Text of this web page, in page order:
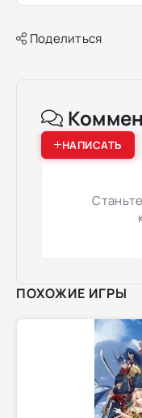
Поделиться
НАПИСАТЬ
ПОХОЖИЕ ИГРЫ